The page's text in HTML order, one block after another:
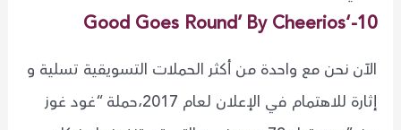
10-‘Good Goes Round’ By Cheerios
الآن نحن مع واحدة من أكثر الحملات التسويقية تسلية و
إثارة للاهتمام في الإعلان لعام 2017،حملة “غود غوز